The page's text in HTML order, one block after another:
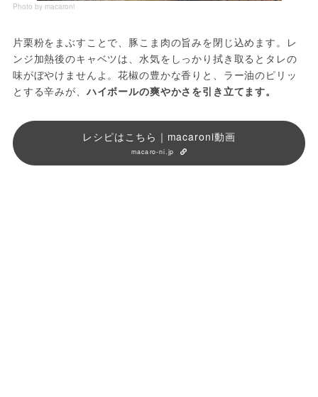
Photo by macaroni
片栗粉をまぶすことで、豚こま肉の旨みを閉じ込めます。レ
ンジ加熱後のキャベツは、水気をしっかり拭き取るとタレの
味がぼやけませんよ。花椒の豊かな香りと、ラー油のピリッ
とする辛みが、 ハイボールの爽やかさを引き立てます。
レシピはこちら｜macaroni動画
macaro-ni.jp